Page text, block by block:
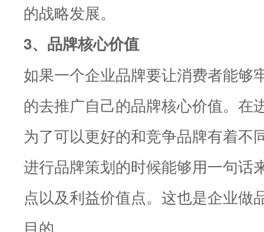
的战略发展。
3、品牌核心价值
如果一个企业品牌要让消费者能够
的去推广自己的品牌核心价值。在
为了可以更好的和竞争品牌有着不
进行品牌策划的时候能够用一句话
点以及利益价值点。这也是企业做
目的。